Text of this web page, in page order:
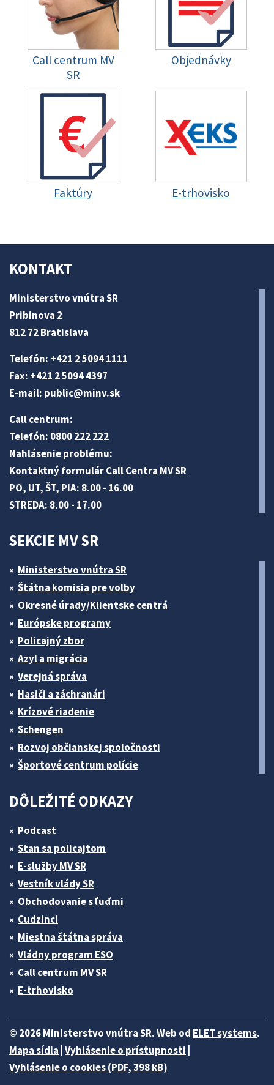
Call centrum MV
SR
Objednávky
Faktúry E-trhovisko
KONTAKT
Ministerstvo vnútra SR
Pribinova 2
812 72 Bratislava
Telefón: +421 2 5094 1111
Fax: +421 2 5094 4397
E-mail: public@minv.sk
Call centrum:
Telefón: 0800 222 222
Nahlásenie problému:
Kontaktný formulár Call Centra MV SR
PO, UT, ŠT, PIA: 8.00 - 16.00
STREDA: 8.00 - 17.00
SEKCIE MV SR
Ministerstvo vnútra SR
Štátna komisia pre volby
Okresné úrady/Klientske centrá
Európske programy
Policajný zbor
Azyl a migrácia
Verejná správa
Hasiči a záchranári
Krízové riadenie
Schengen
Rozvoj občianskej spoločnosti
Športové centrum polície
DÔLEŽITÉ ODKAZY
Podcast
Stan sa policajtom
E-služby MV SR
Vestník vlády SR
Obchodovanie s ľuďmi
Cudzinci
Miestna štátna správa
Vládny program ESO
Call centrum MV SR
E-trhovisko
© 2026 Ministerstvo vnútra SR. Web od ELET systems.
Mapa sídla Vyhlásenie o prístupnosti
Vyhlásenie o cookies (PDF, 398 kB)